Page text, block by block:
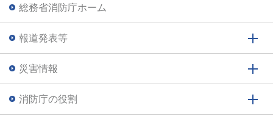
総務省消防庁ホーム
報道発表等
災害情報
消防庁の役割